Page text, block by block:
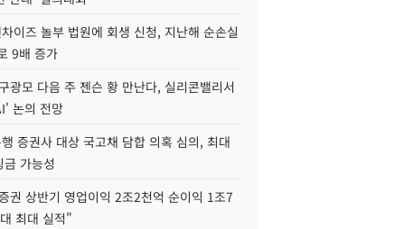
이즈 놀부 법원에 회생 신청, 지난해 순손실
9배 증가
광모 다음 주 젠슨 황 만난다, 실리콘밸리서
논의 전망
증권사 대상 국고채 담합 의혹 심의, 최대
가능성
권 상반기 영업이익 2조2천억 순이익 1조7
최대 실적"